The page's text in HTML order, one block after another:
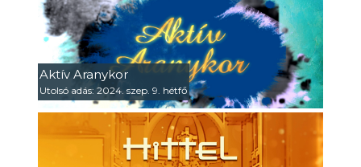
Aktív Aranykor
Utolsó adás: 2024. szep. 9. hétfő